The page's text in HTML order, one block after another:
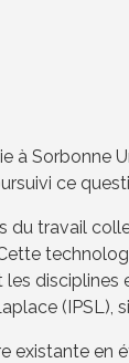
Sorbonne
ce
du travail
disciplines
(IPSL),
existante en